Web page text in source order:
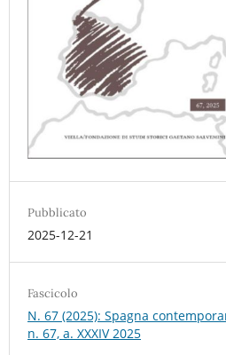
Pubblicato
2025-12-21
Fascicolo
N. 67 (2025): Spagna
n. 67, a. XXXIV 2025